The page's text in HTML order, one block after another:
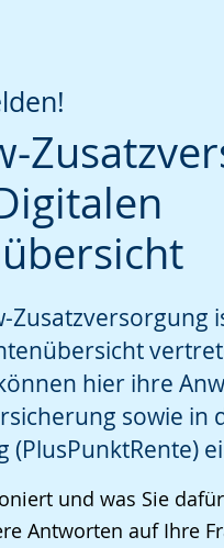
Zusatzversorgung
hier ihre
sowie in
(PlusPunktRente)
und was Sie
Antworten auf Ihre